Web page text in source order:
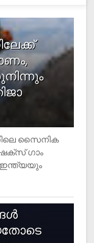
സൈനിക
ഷക്സ് ​ഗാം
ഇന്ത്യയും